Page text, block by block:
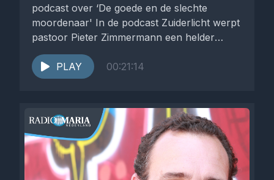
podcast over ‘De goede en de slechte
moordenaar' In de podcast Zuiderlicht werpt
pastoor Pieter Zimmermann een helder
licht...
PLAY
00:21:14